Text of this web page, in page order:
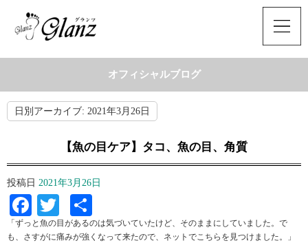
オフィシャルブログ
日別アーカイブ: 2021年3月26日
【魚の目ケア】タコ、魚の目、角質
投稿日 2021年3月26日
Facebook
Twitter
有
「ずっと魚の目があるのは気づいていたけど、そのままにしていました。で
も、さすがに痛みが強くなって来たので、ネットでこちらを見つけました。」